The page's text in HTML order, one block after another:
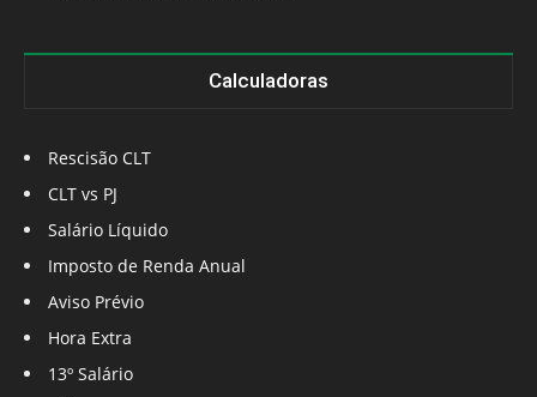
Calculadoras
Rescisão CLT
CLT vs PJ
Salário Líquido
Imposto de Renda Anual
Aviso Prévio
Hora Extra
13º Salário